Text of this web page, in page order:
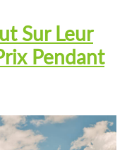
Sur Leur
Pendant